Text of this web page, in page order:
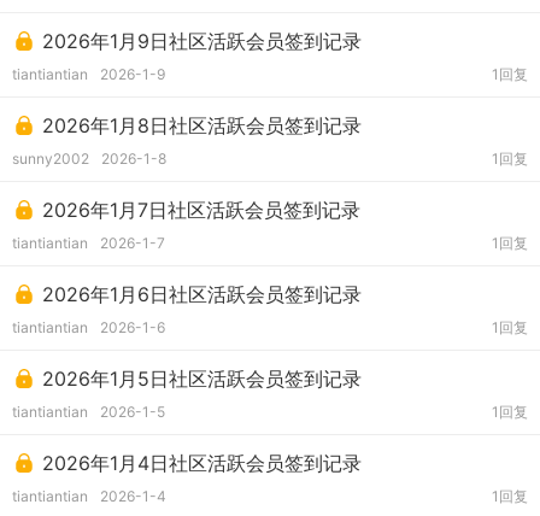
2026年1月9日社区活跃会员签到记录
tiantiantian 2026-1-9 1回复
2026年1月8日社区活跃会员签到记录
sunny2002 2026-1-8 1回复
2026年1月7日社区活跃会员签到记录
tiantiantian 2026-1-7 1回复
2026年1月6日社区活跃会员签到记录
tiantiantian 2026-1-6 1回复
2026年1月5日社区活跃会员签到记录
tiantiantian 2026-1-5 1回复
2026年1月4日社区活跃会员签到记录
tiantiantian 2026-1-4 1回复